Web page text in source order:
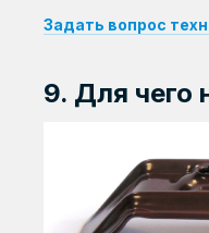
Задать вопрос
9. Для чего